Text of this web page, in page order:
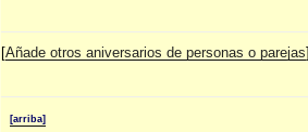
[Añade otros aniversarios de personas o parejas
[arriba]